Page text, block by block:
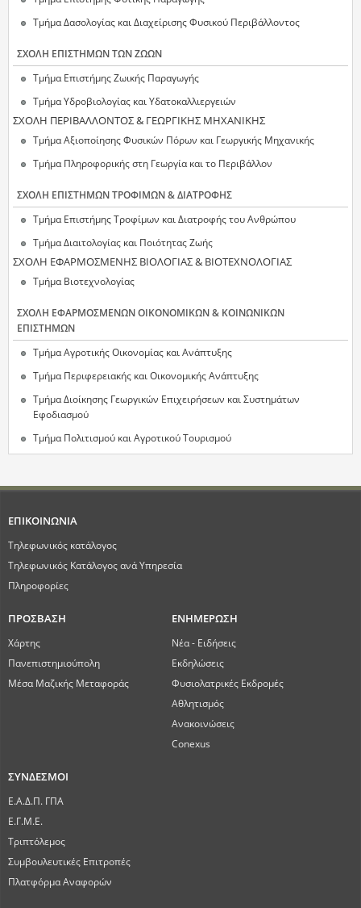
Τμήμα Δασολογίας και Διαχείρισης Φυσικού Περιβάλλοντος
ΣΧΟΛΗ ΕΠΙΣΤΗΜΩΝ ΤΩΝ ΖΩΩΝ
Τμήμα Επιστήμης Ζωικής Παραγωγής
Τμήμα Υδροβιολογίας και Υδατοκαλλιεργειών
ΣΧΟΛΗ ΠΕΡΙΒΑΛΛΟΝΤΟΣ & ΓΕΩΡΓΙΚΗΣ ΜΗΧΑΝΙΚΗΣ
Τμήμα Αξιοποίησης Φυσικών Πόρων και Γεωργικής Μηχανικής
Τμήμα Πληροφορικής στη Γεωργία και το Περιβάλλον
ΣΧΟΛΗ ΕΠΙΣΤΗΜΩΝ ΤΡΟΦΙΜΩΝ & ΔΙΑΤΡΟΦΗΣ
Τμήμα Επιστήμης Τροφίμων και Διατροφής του Ανθρώπου
Τμήμα Διαιτολογίας και Ποιότητας Ζωής
ΣΧΟΛΗ ΕΦΑΡΜΟΣΜΕΝΗΣ ΒΙΟΛΟΓΙΑΣ & ΒΙΟΤΕΧΝΟΛΟΓΙΑΣ
Τμήμα Βιοτεχνολογίας
ΣΧΟΛΗ ΕΦΑΡΜΟΣΜΕΝΩΝ ΟΙΚΟΝΟΜΙΚΩΝ & ΚΟΙΝΩΝΙΚΩΝ
ΕΠΙΣΤΗΜΩΝ
Τμήμα Αγροτικής Οικονομίας και Ανάπτυξης
Τμήμα Περιφερειακής και Οικονομικής Ανάπτυξης
Τμήμα Διοίκησης Γεωργικών Επιχειρήσεων και Συστημάτων
Εφοδιασμού
Τμήμα Πολιτισμού και Αγροτικού Τουρισμού
ΕΠΙΚΟΙΝΩΝΙΑ
Τηλεφωνικός κατάλογος
Τηλεφωνικός Κατάλογος ανά Υπηρεσία
Πληροφορίες
ΠΡΟΣΒΑΣΗ
Χάρτης
Πανεπιστημιούπολη
Μέσα Μαζικής Μεταφοράς
ΕΝΗΜΕΡΩΣΗ
Νέα - Ειδήσεις
Εκδηλώσεις
Φυσιολατρικές Εκδρομές
Αθλητισμός
Ανακοινώσεις
Conexus
ΣΥΝΔΕΣΜΟΙ
Ε.Α.Δ.Π. ΓΠΑ
Ε.Γ.Μ.Ε.
Τριπτόλεμος
Συμβουλευτικές Επιτροπές
Πλατφόρμα Αναφορών